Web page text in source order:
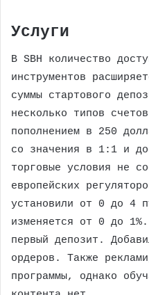
Услуги
В SBH количество
инструментов
суммы стартового
несколько типов
пополнением в 250
со значения в 1:1 и
торговые условия не
европейских
установили от 0 до 4
изменяется от 0 до
первый депозит.
ордеров. Также
программы, однако